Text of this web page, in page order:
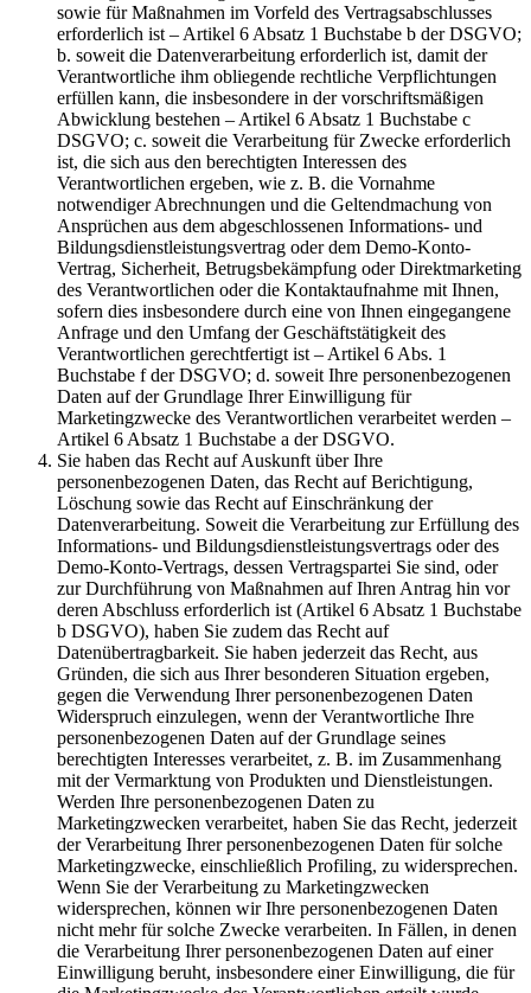
sowie für Maßnahmen im Vorfeld des Vertragsabschlusses
erforderlich ist – Artikel 6 Absatz 1 Buchstabe b der DSGVO;
b. soweit die Datenverarbeitung erforderlich ist, damit der
Verantwortliche ihm obliegende rechtliche Verpflichtungen
erfüllen kann, die insbesondere in der vorschriftsmäßigen
Abwicklung bestehen – Artikel 6 Absatz 1 Buchstabe c
DSGVO; c. soweit die Verarbeitung für Zwecke erforderlich
ist, die sich aus den berechtigten Interessen des
Verantwortlichen ergeben, wie z. B. die Vornahme
notwendiger Abrechnungen und die Geltendmachung von
Ansprüchen aus dem abgeschlossenen Informations- und
Bildungsdienstleistungsvertrag oder dem Demo-Konto-
Vertrag, Sicherheit, Betrugsbekämpfung oder Direktmarketing
des Verantwortlichen oder die Kontaktaufnahme mit Ihnen,
sofern dies insbesondere durch eine von Ihnen eingegangene
Anfrage und den Umfang der Geschäftstätigkeit des
Verantwortlichen gerechtfertigt ist – Artikel 6 Abs. 1
Buchstabe f der DSGVO; d. soweit Ihre personenbezogenen
Daten auf der Grundlage Ihrer Einwilligung für
Marketingzwecke des Verantwortlichen verarbeitet werden –
Artikel 6 Absatz 1 Buchstabe a der DSGVO.
Sie haben das Recht auf Auskunft über Ihre
personenbezogenen Daten, das Recht auf Berichtigung,
Löschung sowie das Recht auf Einschränkung der
Datenverarbeitung. Soweit die Verarbeitung zur Erfüllung des
Informations- und Bildungsdienstleistungsvertrags oder des
Demo-Konto-Vertrags, dessen Vertragspartei Sie sind, oder
zur Durchführung von Maßnahmen auf Ihren Antrag hin vor
deren Abschluss erforderlich ist (Artikel 6 Absatz 1 Buchstabe
b DSGVO), haben Sie zudem das Recht auf
Datenübertragbarkeit. Sie haben jederzeit das Recht, aus
Gründen, die sich aus Ihrer besonderen Situation ergeben,
gegen die Verwendung Ihrer personenbezogenen Daten
Widerspruch einzulegen, wenn der Verantwortliche Ihre
personenbezogenen Daten auf der Grundlage seines
berechtigten Interesses verarbeitet, z. B. im Zusammenhang
mit der Vermarktung von Produkten und Dienstleistungen.
Werden Ihre personenbezogenen Daten zu
Marketingzwecken verarbeitet, haben Sie das Recht, jederzeit
der Verarbeitung Ihrer personenbezogenen Daten für solche
Marketingzwecke, einschließlich Profiling, zu widersprechen.
Wenn Sie der Verarbeitung zu Marketingzwecken
widersprechen, können wir Ihre personenbezogenen Daten
nicht mehr für solche Zwecke verarbeiten. In Fällen, in denen
die Verarbeitung Ihrer personenbezogenen Daten auf einer
Einwilligung beruht, insbesondere einer Einwilligung, die für